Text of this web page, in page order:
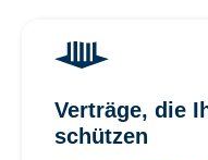
Verträge, die
schützen